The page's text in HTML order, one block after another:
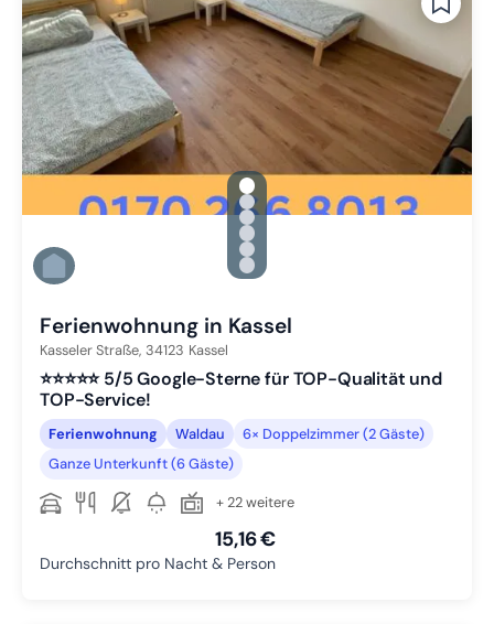
gallery.slide_selector
Zu Slide 1 wechseln
Zu Slide 2 wechseln
Zu Slide 3 wechseln
Zu Slide 4 wechseln
Zu Slide 5 wechseln
Zu Slide 6 wechseln
Ferienwohnung in Kassel
Kasseler Straße, 34123 Kassel
⭐️⭐️⭐️⭐️⭐️ 5/5 Google-Sterne für TOP-Qualität und
TOP-Service!
Ferienwohnung Waldau
6× Doppelzimmer (2 Gäste)
Ganze Unterkunft (6 Gäste)
+ 22 weitere
15,16 €
Durchschnitt pro Nacht & Person